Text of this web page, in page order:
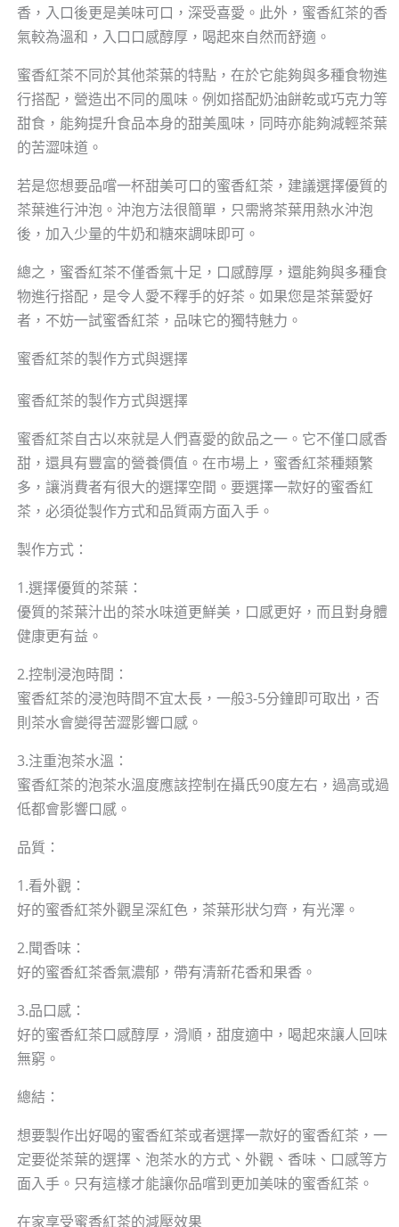
香，入口後更是美味可口，深受喜愛。此外，蜜香紅茶的香
氣較為溫和，入口口感醇厚，喝起來自然而舒適。
蜜香紅茶不同於其他茶葉的特點，在於它能夠與多種食物進
行搭配，營造出不同的風味。例如搭配奶油餅乾或巧克力等
甜食，能夠提升食品本身的甜美風味，同時亦能夠減輕茶葉
的苦澀味道。
若是您想要品嚐一杯甜美可口的蜜香紅茶，建議選擇優質的
茶葉進行沖泡。沖泡方法很簡單，只需將茶葉用熱水沖泡
後，加入少量的牛奶和糖來調味即可。
總之，蜜香紅茶不僅香氣十足，口感醇厚，還能夠與多種食
物進行搭配，是令人愛不釋手的好茶。如果您是茶葉愛好
者，不妨一試蜜香紅茶，品味它的獨特魅力。
蜜香紅茶的製作方式與選擇
蜜香紅茶的製作方式與選擇
蜜香紅茶自古以來就是人們喜愛的飲品之一。它不僅口感香
甜，還具有豐富的營養價值。在市場上，蜜香紅茶種類繁
多，讓消費者有很大的選擇空間。要選擇一款好的蜜香紅
茶，必須從製作方式和品質兩方面入手。
製作方式：
1.選擇優質的茶葉：
優質的茶葉汁出的茶水味道更鮮美，口感更好，而且對身體
健康更有益。
2.控制浸泡時間：
蜜香紅茶的浸泡時間不宜太長，一般3-5分鐘即可取出，否
則茶水會變得苦澀影響口感。
3.注重泡茶水溫：
蜜香紅茶的泡茶水溫度應該控制在攝氏90度左右，過高或過
低都會影響口感。
品質：
1.看外觀：
好的蜜香紅茶外觀呈深紅色，茶葉形狀匀齊，有光澤。
2.聞香味：
好的蜜香紅茶香氣濃郁，帶有清新花香和果香。
3.品口感：
好的蜜香紅茶口感醇厚，滑順，甜度適中，喝起來讓人回味
無窮。
總結：
想要製作出好喝的蜜香紅茶或者選擇一款好的蜜香紅茶，一
定要從茶葉的選擇、泡茶水的方式、外觀、香味、口感等方
面入手。只有這樣才能讓你品嚐到更加美味的蜜香紅茶。
在家享受蜜香紅茶的減壓效果